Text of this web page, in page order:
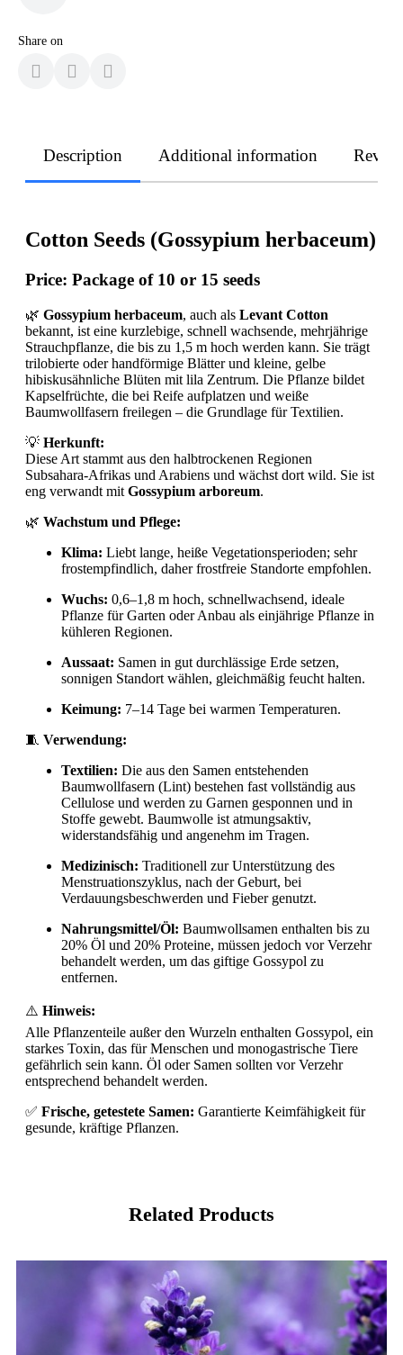
Share on
Description Additional information
Cotton Seeds (Gossypium herbaceum)
Price: Package of 10 or 15 seeds
🌿 Gossypium herbaceum, auch als Levant Cotton
bekannt, ist eine kurzlebige, schnell wachsende, mehrjährige
Strauchpflanze, die bis zu 1,5 m hoch werden kann. Sie trägt
trilobierte oder handförmige Blätter und kleine, gelbe
hibiskusähnliche Blüten mit lila Zentrum. Die Pflanze bildet
Kapselfrüchte, die bei Reife aufplatzen und weiße
Baumwollfasern freilegen – die Grundlage für Textilien.
💡 Herkunft:
Diese Art stammt aus den halbtrockenen Regionen
Subsahara-Afrikas und Arabiens und wächst dort wild. Sie ist
eng verwandt mit Gossypium arboreum.
🌿 Wachstum und Pflege:
Klima: Liebt lange, heiße Vegetationsperioden; sehr
frostempfindlich, daher frostfreie Standorte empfohlen.
Wuchs: 0,6–1,8 m hoch, schnellwachsend, ideale
Pflanze für Garten oder Anbau als einjährige Pflanze in
kühleren Regionen.
Aussaat: Samen in gut durchlässige Erde setzen,
sonnigen Standort wählen, gleichmäßig feucht halten.
Keimung: 7–14 Tage bei warmen Temperaturen.
🧵 Verwendung:
Textilien: Die aus den Samen entstehenden
Baumwollfasern (Lint) bestehen fast vollständig aus
Cellulose und werden zu Garnen gesponnen und in
Stoffe gewebt. Baumwolle ist atmungsaktiv,
widerstandsfähig und angenehm im Tragen.
Medizinisch: Traditionell zur Unterstützung des
Menstruationszyklus, nach der Geburt, bei
Verdauungsbeschwerden und Fieber genutzt.
Nahrungsmittel/Öl: Baumwollsamen enthalten bis zu
20% Öl und 20% Proteine, müssen jedoch vor Verzehr
behandelt werden, um das giftige Gossypol zu
entfernen.
⚠️ Hinweis:
Alle Pflanzenteile außer den Wurzeln enthalten Gossypol, ein
starkes Toxin, das für Menschen und monogastrische Tiere
gefährlich sein kann. Öl oder Samen sollten vor Verzehr
entsprechend behandelt werden.
✅ Frische, getestete Samen: Garantierte Keimfähigkeit für
gesunde, kräftige Pflanzen.
Related Products